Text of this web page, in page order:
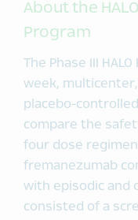
About the
Program
The Phase III
week,
placebo-
compare the
four dose
fremanezumab
with episodic and
consisted of a